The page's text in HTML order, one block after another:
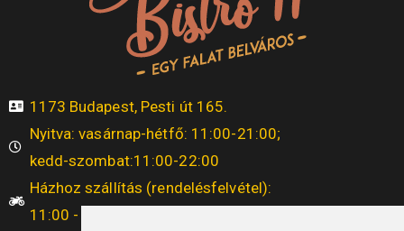
1173 Budapest, Pesti út 165.
Nyitva: vasárnap-hétfő: 11:00-21:00;
kedd-szombat:11:00-22:00
Házhoz szállítás (rendelésfelvétel):
11:00 - 22:00